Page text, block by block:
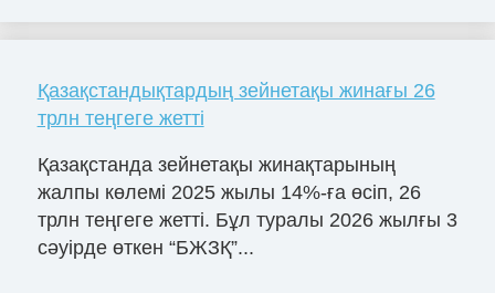
Қазақстандықтардың зейнетақы жинағы 26
трлн теңгеге жетті
Қазақстанда зейнетақы жинақтарының
жалпы көлемі 2025 жылы 14%-ға өсіп, 26
трлн теңгеге жетті. Бұл туралы 2026 жылғы 3
сәуірде өткен “БЖЗҚ”...